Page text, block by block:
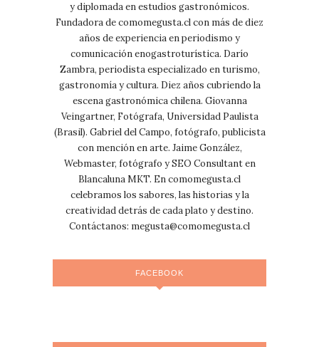
y diplomada en estudios gastronómicos.
Fundadora de comomegusta.cl con más de diez
años de experiencia en periodismo y
comunicación enogastroturística. Darío
Zambra, periodista especializado en turismo,
gastronomía y cultura. Diez años cubriendo la
escena gastronómica chilena. Giovanna
Veingartner, Fotógrafa, Universidad Paulista
(Brasil). Gabriel del Campo, fotógrafo, publicista
con mención en arte. Jaime González,
Webmaster, fotógrafo y SEO Consultant en
Blancaluna MKT. En comomegusta.cl
celebramos los sabores, las historias y la
creatividad detrás de cada plato y destino.
Contáctanos: megusta@comomegusta.cl
FACEBOOK